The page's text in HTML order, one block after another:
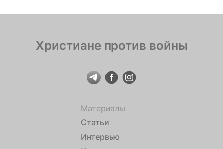
Христиане против войны
Материалы
Статьи
Интервью